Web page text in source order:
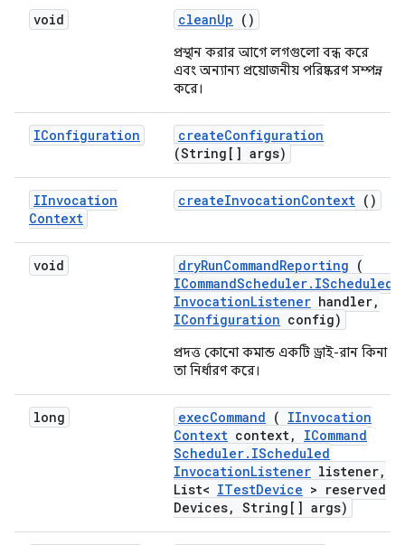
void cleanUp ()
প্রস্থান করার আগে লগগুলো বন্ধ করে
এবং অন্যান্য প্রয়োজনীয় পরিষ্করণ সম্পন্ন
করে।
IConfiguration createConfiguration
(String[] args)
IInvocation
Context
createInvocationContext ()
void dryRunCommandReporting (
ICommandScheduler. IScheduled
InvocationListener handler,
IConfiguration config)
প্রদত্ত কোনো কমান্ড একটি ড্রাই-রান কিনা
তা নির্ধারণ করে।
long execCommand ( IInvocation
Context context,
ICommand
Scheduler. IScheduled
InvocationListener listener,
List< ITestDevice > reserved
Devices, String[] args)